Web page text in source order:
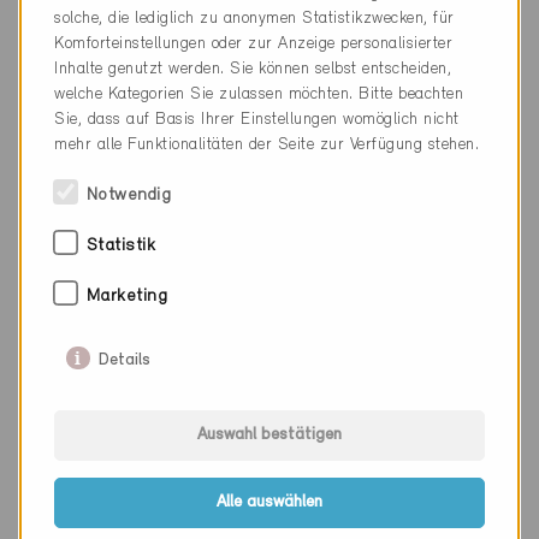
Modul Anbieter Griesser AG
PLZ 8355
Ort Aadorf
Bezeichnung
Modul Anbieter
PLZ
Regapak
solche, die lediglich zu anonymen Statistikzwecken, für
Komforteinstellungen oder zur Anzeige personalisierter
Inhalte genutzt werden. Sie können selbst entscheiden,
welche Kategorien Sie zulassen möchten. Bitte beachten
Sie, dass auf Basis Ihrer Einstellungen womöglich nicht
mehr alle Funktionalitäten der Seite zur Verfügung stehen.
Notwendig
Statistik
Marketing
Details
Auswahl bestätigen
Alle auswählen